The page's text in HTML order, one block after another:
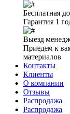
Бесплатная
Гарантия 1
Выезд
Приедем к
материалов
Контакты
Клиенты
О компании
Отзывы
Распродажа
Распродажа